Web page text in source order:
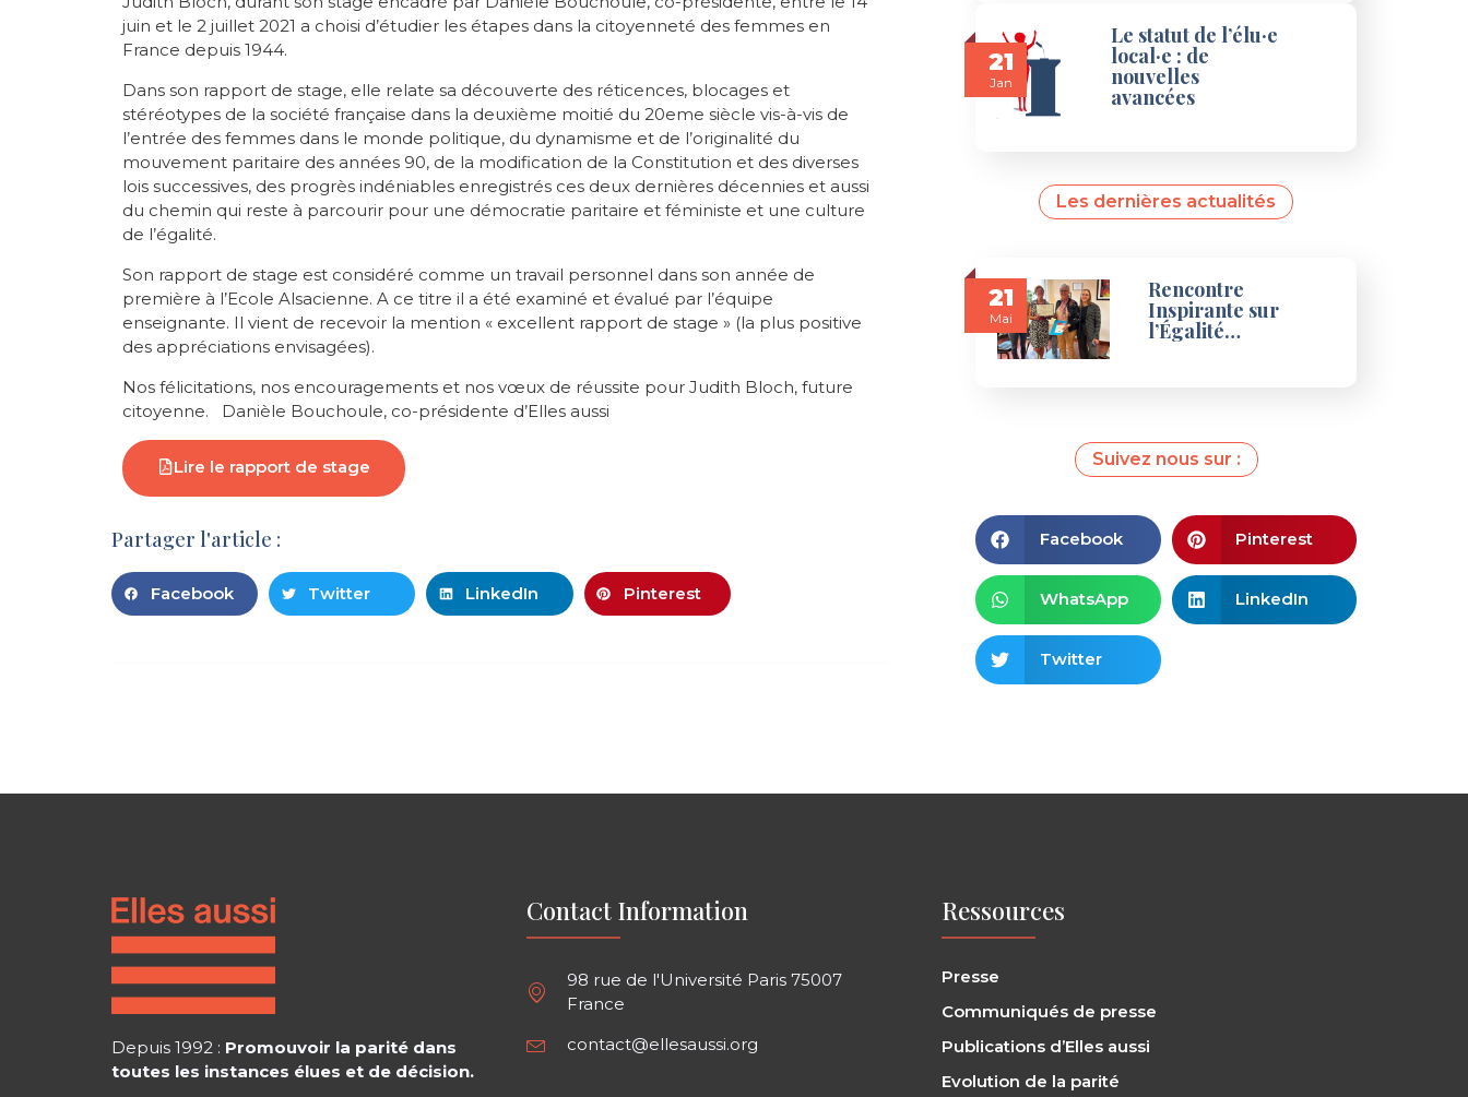
juin et le 2 juillet 2021 a choisi d’étudier les étapes dans la citoyenneté des femmes en
France depuis 1944.
Dans son rapport de stage, elle relate sa découverte des réticences, blocages et
stéréotypes de la société française dans la deuxième moitié du 20eme siècle vis-à-vis de
l’entrée des femmes dans le monde politique, du dynamisme et de l’originalité du
mouvement paritaire des années 90, de la modification de la Constitution et des diverses
lois successives, des progrès indéniables enregistrés ces deux dernières décennies et aussi
du chemin qui reste à parcourir pour une démocratie paritaire et féministe et une culture
de l’égalité.
Son rapport de stage est considéré comme un travail personnel dans son année de
première à l’Ecole Alsacienne. A ce titre il a été examiné et évalué par l’équipe
enseignante. Il vient de recevoir la mention « excellent rapport de stage » (la plus positive
des appréciations envisagées).
Nos félicitations, nos encouragements et nos vœux de réussite pour Judith Bloch, future
citoyenne. Danièle Bouchoule, co-présidente d’Elles aussi
Lire le rapport de stage
Partager l'article :
Facebook Twitter LinkedIn Pinterest
21
Jan
Le statut de l’élu·e
local·e : de
nouvelles
avancées
Les dernières actualités
21
Mai
Rencontre
Inspirante sur
l’Égalité…
Suivez nous sur :
Facebook Pinterest
WhatsApp LinkedIn
Twitter
Depuis 1992 : Promouvoir la parité dans
toutes les instances élues et de décision.
Contact Information
98 rue de l'Université Paris 75007
France
contact@ellesaussi.org
Ressources
Presse
Communiqués de presse
Publications d’Elles aussi
Evolution de la parité